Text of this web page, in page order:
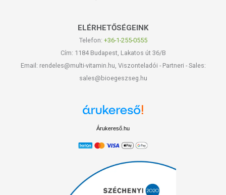
ELÉRHETŐSÉGEINK
Telefon: +36-1-255-0555
Cím: 1184 Budapest, Lakatos út 36/B
Email: rendeles@multi-vitamin.hu, Viszonteladói - Partneri - Sales:
sales@bioegeszseg.hu
Árukereső.hu